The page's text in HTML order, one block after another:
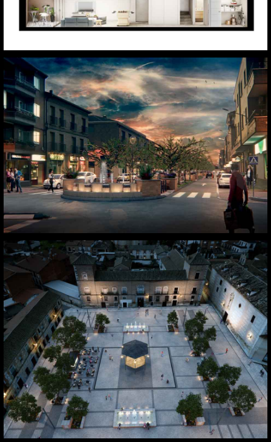
Fuensalida. Toledo
Fuensalida. Toledo